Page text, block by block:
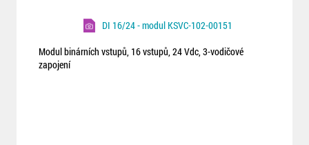
DI 16/24 - modul KSVC-102-00151
Modul binárních vstupů, 16 vstupů, 24 Vdc, 3-vodičové
zapojení